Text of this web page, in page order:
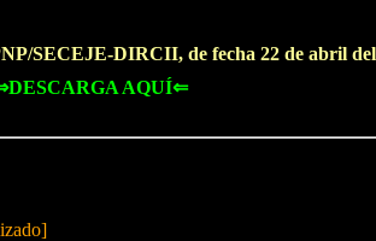
SECEJE-DIRCII, de fecha 22 de abril del
AQUÍ⇐